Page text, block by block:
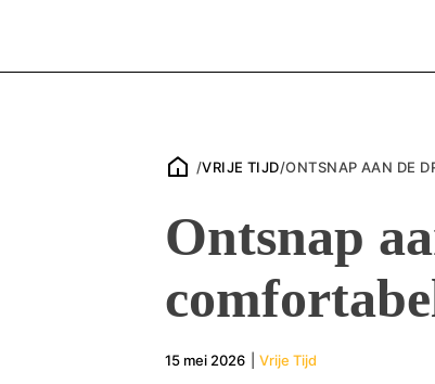
/VRIJE TIJD/ONTSNAP AAN DE
Ontsnap
15 mei 2026 Vrije Tijd